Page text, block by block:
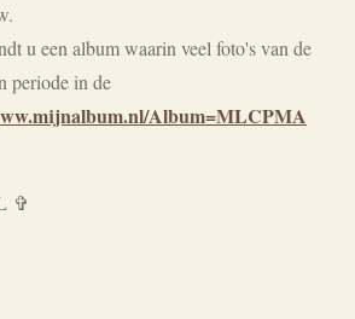
u een album waarin veel foto's van de
periode in de
Album=MLCPMA
✞